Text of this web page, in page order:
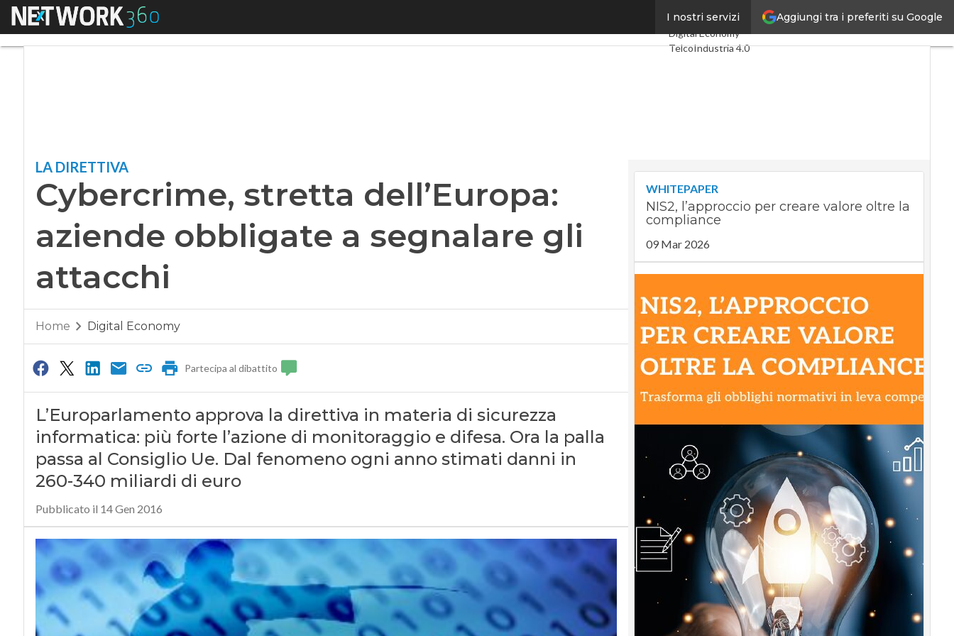
Aggiungi tra i preferiti su Google
I nostri servizi
Menu Cybercrime, stretta dell’Europa: aziende obbligate a segnalare gli attacchi Ultimi articoli
Digital Economy
TelcoIndustria 4.0
LA DIRETTIVA
Cybercrime, stretta dell’Europa:
aziende obbligate a segnalare gli
attacchi
Home Digital Economy
Partecipa al dibattito
L’Europarlamento approva la direttiva in materia di sicurezza
informatica: più forte l’azione di monitoraggio e difesa. Ora la palla
passa al Consiglio Ue. Dal fenomeno ogni anno stimati danni in
260-340 miliardi di euro
Pubblicato il 14 Gen 2016
WHITEPAPER
NIS2, l’approccio per creare valore oltre la
compliance
09 Mar 2026